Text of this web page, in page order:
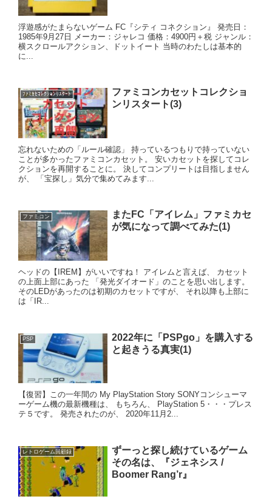
浮遊感がたまらないゲーム FC『シティ コネクション』 発売日：
1985年9月27日 メーカー：ジャレコ 価格：4900円＋税 ジャンル：
横スクロールアクション、ドットイート 当時のわたしは基本的
に...
ﾌｧﾐｶｾｺﾚｸｼｮﾝﾘｽﾀｰﾄ
ファミコンカセットコレクショ
ンリスタート(3)
忘れないための「ルール確認」 持っているつもりで持っていない
ことが多かったファミコンカセット。 安いカセットを探してコレ
クションを再開することに。 決してコンプリートは目指しません
が、 「宝探し」気分で集めてみます...
ファミコン
またFC「アイレム」ファミカセ
が気になって調べてみた(1)
ヘッドの【IREM】がいいですね！ アイレムと言えば、 カセット
の上面上部にあった 「発光ダイオード」のことを思い出します。
そのLEDがあったのは初期のカセットですが、 それ以降も上部に
は「IR...
PSP
2022年に「PSPgo」を購入する
と起きうる真実(1)
【復習】この一年間の My PlayStation Story SONYコンシューマ
ーゲーム機の最新機種は、 もちろん、 PlayStation 5・・・プレス
テ５です。 発売されたのが、 2020年11月2...
レトロゲーム回顧録
ずーっと探し続けているゲーム
その名は、『ジェネシス /
Boomer Rang’r』